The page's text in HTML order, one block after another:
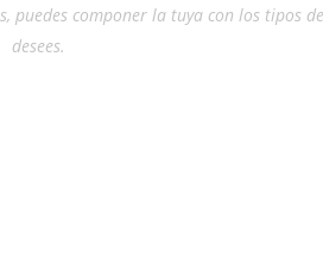
puedes componer la tuya con los tipos
desees.